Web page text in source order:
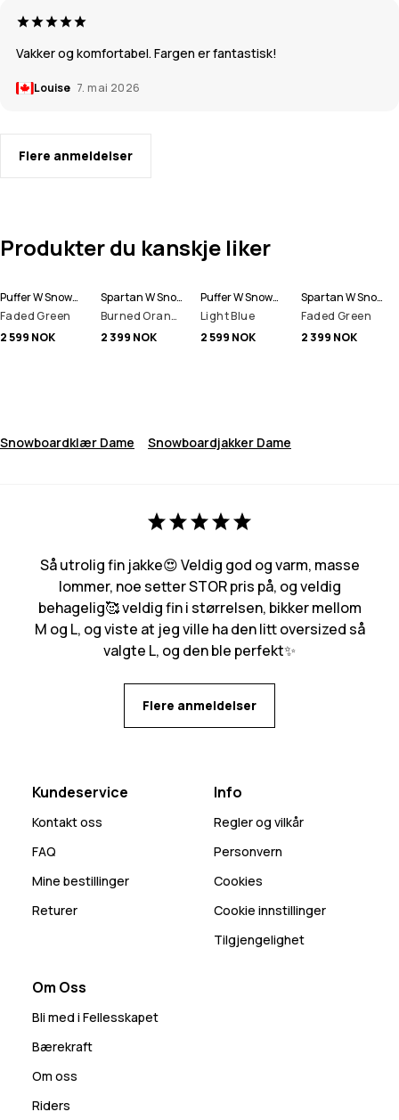
Vakker og komfortabel. Fargen er fantastisk!
Louise 7. mai 2026
Flere anmeldelser
Produkter du kanskje liker
Puffer W Snowboardjakke Dame
Faded Green
2 599 NOK
Spartan W Snowboardjakke Dame
Burned Orange
2 399 NOK
Puffer W Snowboardjakke Dame
Light Blue
2 599 NOK
Spartan W Snowboardjakke Dame
Faded Green
2 399 NOK
Snowboardklær Dame Snowboardjakker Dame
Så utrolig fin jakke😍 Veldig god og varm, masse
lommer, noe setter STOR pris på, og veldig
behagelig🥰 veldig fin i størrelsen, bikker mellom
M og L, og viste at jeg ville ha den litt oversized så
valgte L, og den ble perfekt✨
Flere anmeldelser
Kundeservice
Kontakt oss
FAQ
Mine bestillinger
Returer
Info
Regler og vilkår
Personvern
Cookies
Cookie innstillinger
Tilgjengelighet
Om Oss
Bli med i Fellesskapet
Bærekraft
Om oss
Riders